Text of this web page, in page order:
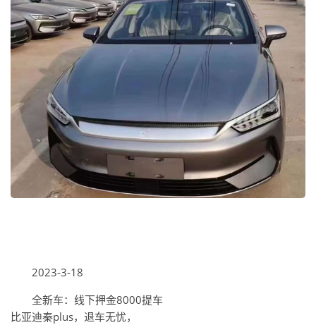
2023-3-18
全新车：线下押金8000提车
比亚迪秦plus，退车无忧，